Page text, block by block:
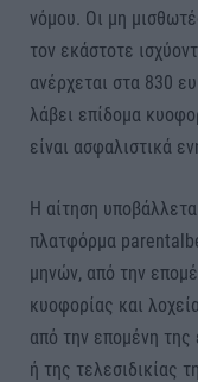
νόμου. Οι μη
τον εκάστοτε
ανέρχεται στα 830
λάβει επίδομα
είναι ασφαλιστικά
Η αίτηση
πλατφόρμα
μηνών, από την
κυοφορίας και
από την επομένη της
ή της τελεσιδικίας